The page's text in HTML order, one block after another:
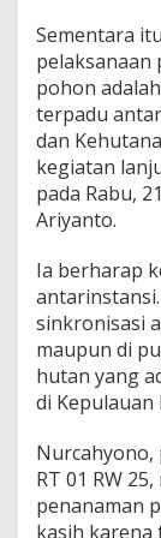
Sementara
pelaksanaan
pohon
terpadu
dan
kegiatan
pada Rabu,
Ariyanto.
Ia berharap
sinkronisasi
maupun di
hutan yang
di Kepulauan
Nurcahyono,
RT 01 RW
penanaman
kasih karena